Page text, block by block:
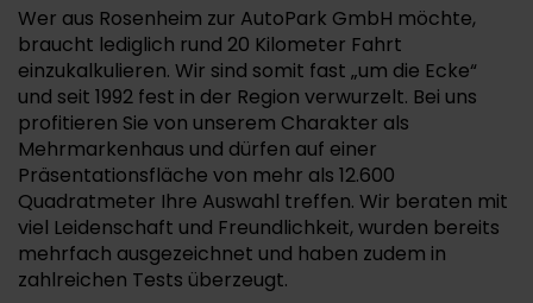
Wer aus Rosenheim zur AutoPark GmbH möchte,
braucht lediglich rund 20 Kilometer Fahrt
einzukalkulieren. Wir sind somit fast „um die Ecke“
und seit 1992 fest in der Region verwurzelt. Bei uns
profitieren Sie von unserem Charakter als
Mehrmarkenhaus und dürfen auf einer
Präsentationsfläche von mehr als 12.600
Quadratmeter Ihre Auswahl treffen. Wir beraten mit
viel Leidenschaft und Freundlichkeit, wurden bereits
mehrfach ausgezeichnet und haben zudem in
zahlreichen Tests überzeugt.